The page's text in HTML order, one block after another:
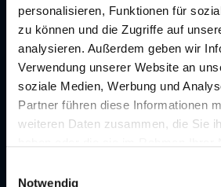
personalisieren, Funktionen für
zu können und die Zugriffe auf
analysieren. Außerdem geben wir
Verwendung unserer Website an
soziale Medien, Werbung und
Partner führen diese Informationen
weiteren Daten zusammen, die Sie
an Dritte weitergegeben und an Dritte
Notwendig
Details
Details
Lage
Grazer Stadtzentrum (bis 5